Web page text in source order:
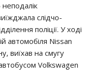
слідчо-
поліції. У ході
автомобіля Nissan
виїхав на смугу
Volkswagen